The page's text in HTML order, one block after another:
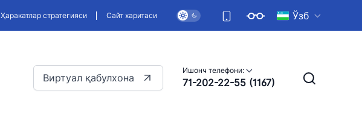
Ҳаракатлар стратегияси Сайт харитаси Ўзб
Виртуал қабулхона
Ишонч телефони:
71-202-22-55 (1167)